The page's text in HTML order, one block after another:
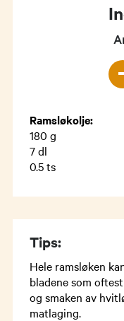
Ramsløkolje:
180 g
7dl
0.5ts
Tips:
Hele ramsløken
bladene som
og smaken av
matlaging.